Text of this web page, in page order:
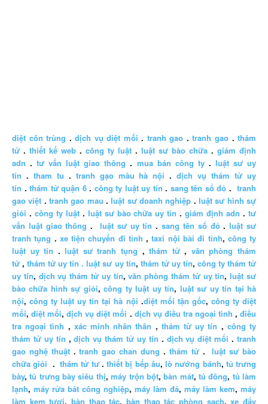
diệt côn trùng .dịch vụ diệt mối . tranh gao .tranh gao .thám
tử . thiết kế web . công ty luật . luật sư bào chữa . giám định
adn .tư vấn luật giao thông . mua bán công ty. luật sư uy
tín . tham tu . tranh gạo màu hà nội .dịch vụ thám tử uy
tín .thám tử quận 6. công ty luật uy tín . sang tên sổ đỏ .tranh
gao việt .tranh gao mau .luật sư doanh nghiệp .luật sư hình sự
giỏi . công ty luật. luật sư bào chữa uy tín .giám định adn .tư
vấn luật giao thông . luật sư uy tín .sang tên sổ đỏ.luật sư
tranh tụng . xe tiện chuyến đi tỉnh ,taxi nội bài đi tỉnh, công ty
luật uy tín .luật sư tranh tụng ,thám tử, văn phòng thám
tử ,thám tử uy tín . luật sư uy tín, thám tử uy tín, công ty thám tử
uy tín, dịch vụ thám tử uy tín,văn phòng thám tử uy tín,luật sư
bào chữa hình sự giỏi,công ty luật uy tín, luật sư uy tín tại hà
nội,công ty luật uy tín tại hà nội .diệt mối tận gốc, công ty diệt
mối,diệt mối,dịch vụ diệt mối . dịch vụ điều tra ngoại tình ,điều
tra ngoại tình , xác minh nhân thân , thám tử uy tín , công ty
thám tử uy tín ,dịch vụ thám tử uy tín . dịch vụ diệt mối .tranh
gao nghệ thuật.tranh gao chan dung . thám tử.luật sư bào
chữa giỏi .thám tử tư.thiết bị bếp âu,lò nướng bánh, tủ trưng
bày,tủ trưng bày siêu thị,máy trộn bột,bàn mát, tủ đông, tủ làm
lạnh, máy rửa bát công nghiệp, máy làm đá, máy làm kem, máy
làm kem tươi,bàn thao tác,bàn thao tác phòng sạch,xe đẩy